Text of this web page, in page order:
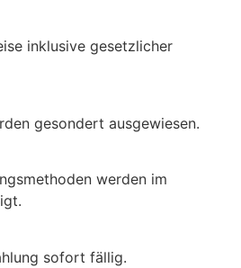
inklusive gesetzlicher
gesondert ausgewiesen.
werden im
sofort fällig.